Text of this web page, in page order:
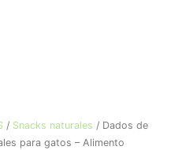
/ Snacks naturales / Dados de
para gatos – Alimento